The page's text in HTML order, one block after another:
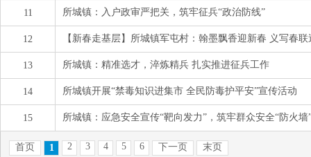
11 所城镇：入户政审严把关，筑牢征兵“政治防线”
12 【新春走基层】所城镇军屯村：翰墨飘香迎新春 义写春联
13 所城镇：精准选才，淬炼精兵 扎实推进征兵工作
14 所城镇开展“禁毒知识进集市 全民防毒护平安”宣传活动
15 所城镇：应急安全宣传“靶向发力”，筑牢群众安全“防火墙
首页 1 2 3 4 5 6 下一页 末页